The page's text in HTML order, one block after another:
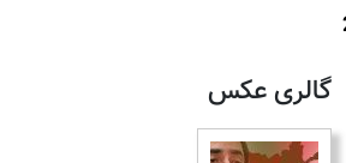
گالری عکس